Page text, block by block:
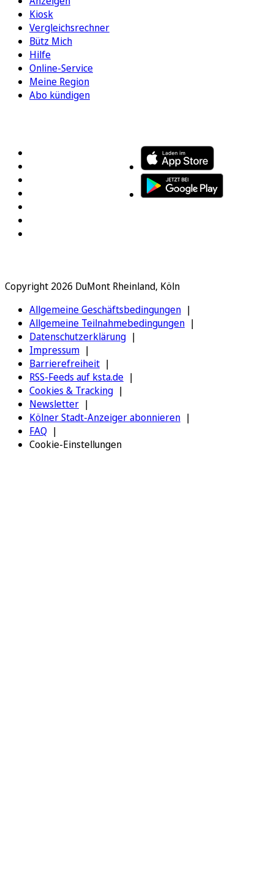
Kiosk
Vergleichsrechner
Bütz Mich
Hilfe
Online-Service
Meine Region
Abo kündigen
Copyright 2026 DuMont Rheinland, Köln
Allgemeine Geschäftsbedingungen
Allgemeine Teilnahmebedingungen
Datenschutzerklärung
Impressum
Barrierefreiheit
RSS-Feeds auf ksta.de
Cookies & Tracking
Newsletter
Kölner Stadt-Anzeiger abonnieren
FAQ
Cookie-Einstellungen